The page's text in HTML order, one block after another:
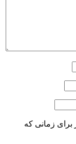
برای زمانی که